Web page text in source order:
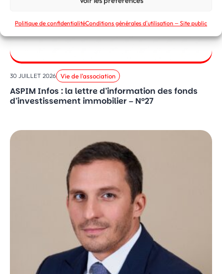
Politique de confidentialitéConditions générales d’utilisation – Site public
30 JUILLET 2026 Vie de l'association
ASPIM Infos : la lettre d’information des fonds
d’investissement immobilier – N°27